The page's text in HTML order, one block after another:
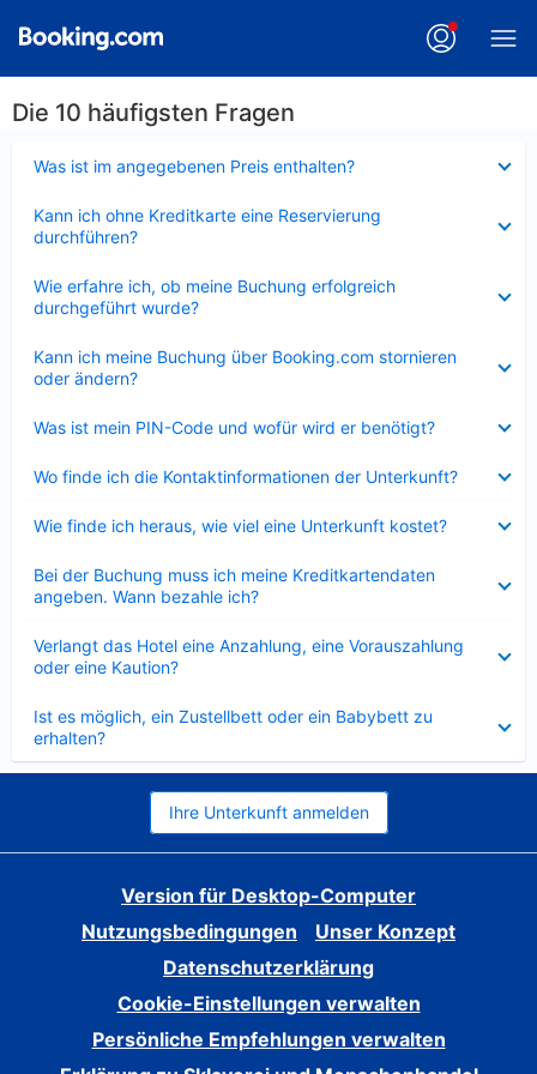
Die 10 häufigsten Fragen
Was ist im angegebenen Preis enthalten?
Kann ich ohne Kreditkarte eine Reservierung
durchführen?
Wie erfahre ich, ob meine Buchung erfolgreich
durchgeführt wurde?
Kann ich meine Buchung über Booking.com stornieren
oder ändern?
Was ist mein PIN-Code und wofür wird er benötigt?
Wo finde ich die Kontaktinformationen der Unterkunft?
Wie finde ich heraus, wie viel eine Unterkunft kostet?
Bei der Buchung muss ich meine Kreditkartendaten
angeben. Wann bezahle ich?
Verlangt das Hotel eine Anzahlung, eine Vorauszahlung
oder eine Kaution?
Ist es möglich, ein Zustellbett oder ein Babybett zu
erhalten?
Ihre Unterkunft anmelden
Version für Desktop-Computer
Nutzungsbedingungen
Unser Konzept
Datenschutzerklärung
Cookie-Einstellungen verwalten
Persönliche Empfehlungen verwalten